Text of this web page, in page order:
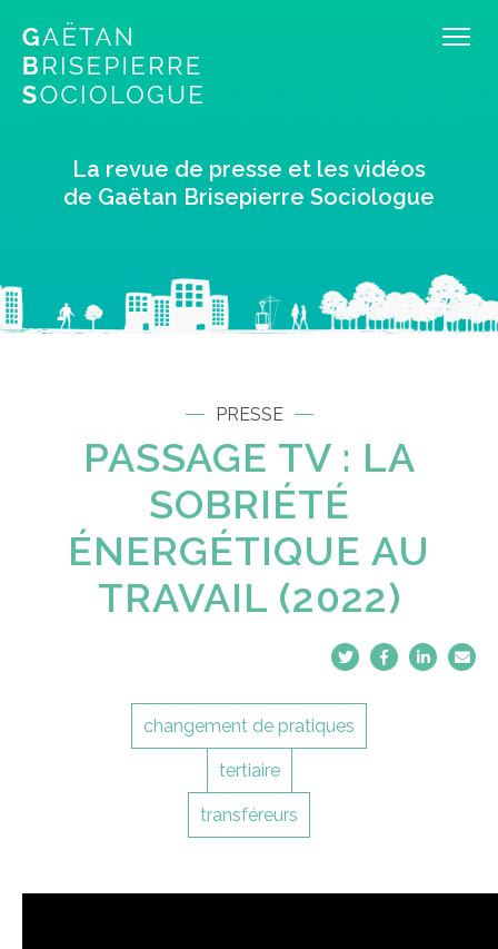
La revue de presse et les vidéos
de Gaëtan Brisepierre Sociologue
PRESSE
PASSAGE TV : LA
SOBRIÉTÉ
ÉNERGÉTIQUE AU
TRAVAIL (2022)
changement de pratiques
tertiaire
transféreurs